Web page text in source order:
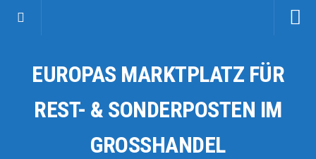
Kategorien
Auto & Motorrad
Fahrzeuge & Transport
EUROPAS MARKTPLATZ FÜR
REST- & SONDERPOSTEN IM
GROSSHANDEL